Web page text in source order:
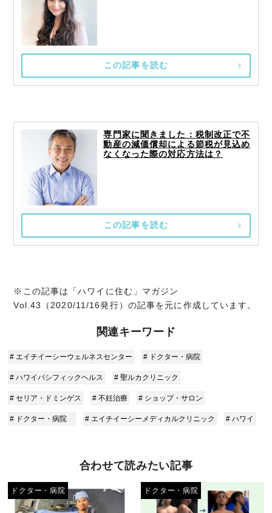
この記事を読む
専門家に聞きました：税制改正で不
動産の減価償却による節税が見込め
なくなった際の対応方法は？
この記事を読む
※この記事は「ハワイに住む」マガジン
Vol.43（2020/11/16発行）の記事を元に作成しています。
関連キーワード
# エイチイーシーウェルネスセンター # ドクター・病院
# ハワイパシフィックヘルス # 聖ルカクリニック
# セリア・ドミンゲス # 不妊治療 # ショップ・サロン
# ドクター・病院 # エイチイーシーメディカルクリニック # ハワイ
合わせて読みたい記事
ドクター・病院 ドクター・病院